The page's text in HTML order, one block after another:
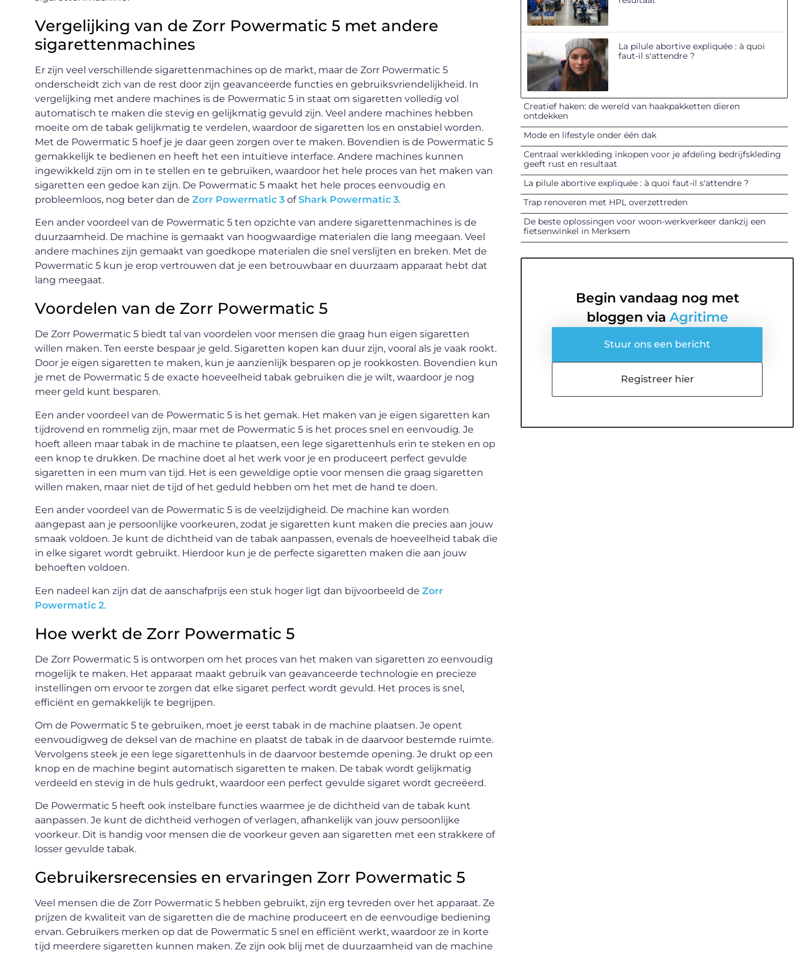
Vergelijking van de Zorr Powermatic 5 met andere
sigarettenmachines
Er zijn veel verschillende sigarettenmachines op de markt, maar de Zorr Powermatic 5
onderscheidt zich van de rest door zijn geavanceerde functies en gebruiksvriendelijkheid. In
vergelijking met andere machines is de Powermatic 5 in staat om sigaretten volledig vol
automatisch te maken die stevig en gelijkmatig gevuld zijn. Veel andere machines hebben
moeite om de tabak gelijkmatig te verdelen, waardoor de sigaretten los en onstabiel worden.
Met de Powermatic 5 hoef je je daar geen zorgen over te maken. Bovendien is de Powermatic 5
gemakkelijk te bedienen en heeft het een intuïtieve interface. Andere machines kunnen
ingewikkeld zijn om in te stellen en te gebruiken, waardoor het hele proces van het maken van
sigaretten een gedoe kan zijn. De Powermatic 5 maakt het hele proces eenvoudig en
probleemloos, nog beter dan de Zorr Powermatic 3 ofShark Powermatic 3.
Een ander voordeel van de Powermatic 5 ten opzichte van andere sigarettenmachines is de
duurzaamheid. De machine is gemaakt van hoogwaardige materialen die lang meegaan. Veel
andere machines zijn gemaakt van goedkope materialen die snel verslijten en breken. Met de
Powermatic 5 kun je erop vertrouwen dat je een betrouwbaar en duurzaam apparaat hebt dat
lang meegaat.
Voordelen van de Zorr Powermatic 5
De Zorr Powermatic 5 biedt tal van voordelen voor mensen die graag hun eigen sigaretten
willen maken. Ten eerste bespaar je geld. Sigaretten kopen kan duur zijn, vooral als je vaak rookt.
Door je eigen sigaretten te maken, kun je aanzienlijk besparen op je rookkosten. Bovendien kun
je met de Powermatic 5 de exacte hoeveelheid tabak gebruiken die je wilt, waardoor je nog
meer geld kunt besparen.
Een ander voordeel van de Powermatic 5 is het gemak. Het maken van je eigen sigaretten kan
tijdrovend en rommelig zijn, maar met de Powermatic 5 is het proces snel en eenvoudig. Je
hoeft alleen maar tabak in de machine te plaatsen, een lege sigarettenhuls erin te steken en op
een knop te drukken. De machine doet al het werk voor je en produceert perfect gevulde
sigaretten in een mum van tijd. Het is een geweldige optie voor mensen die graag sigaretten
willen maken, maar niet de tijd of het geduld hebben om het met de hand te doen.
Een ander voordeel van de Powermatic 5 is de veelzijdigheid. De machine kan worden
aangepast aan je persoonlijke voorkeuren, zodat je sigaretten kunt maken die precies aan jouw
smaak voldoen. Je kunt de dichtheid van de tabak aanpassen, evenals de hoeveelheid tabak die
in elke sigaret wordt gebruikt. Hierdoor kun je de perfecte sigaretten maken die aan jouw
behoeften voldoen.
Een nadeel kan zijn dat de aanschafprijs een stuk hoger ligt dan bijvoorbeeld de Zorr
Powermatic 2.
Hoe werkt de Zorr Powermatic 5
De Zorr Powermatic 5 is ontworpen om het proces van het maken van sigaretten zo eenvoudig
mogelijk te maken. Het apparaat maakt gebruik van geavanceerde technologie en precieze
instellingen om ervoor te zorgen dat elke sigaret perfect wordt gevuld. Het proces is snel,
efficiënt en gemakkelijk te begrijpen.
Om de Powermatic 5 te gebruiken, moet je eerst tabak in de machine plaatsen. Je opent
eenvoudigweg de deksel van de machine en plaatst de tabak in de daarvoor bestemde ruimte.
Vervolgens steek je een lege sigarettenhuls in de daarvoor bestemde opening. Je drukt op een
knop en de machine begint automatisch sigaretten te maken. De tabak wordt gelijkmatig
verdeeld en stevig in de huls gedrukt, waardoor een perfect gevulde sigaret wordt gecreëerd.
De Powermatic 5 heeft ook instelbare functies waarmee je de dichtheid van de tabak kunt
aanpassen. Je kunt de dichtheid verhogen of verlagen, afhankelijk van jouw persoonlijke
voorkeur. Dit is handig voor mensen die de voorkeur geven aan sigaretten met een strakkere of
losser gevulde tabak.
Gebruikersrecensies en ervaringen Zorr Powermatic 5
Veel mensen die de Zorr Powermatic 5 hebben gebruikt, zijn erg tevreden over het apparaat. Ze
prijzen de kwaliteit van de sigaretten die de machine produceert en de eenvoudige bediening
ervan. Gebruikers merken op dat de Powermatic 5 snel en efficiënt werkt, waardoor ze in korte
tijd meerdere sigaretten kunnen maken. Ze zijn ook blij met de duurzaamheid van de machine
La pilule abortive expliquée : à quoi
faut-il s'attendre ?
Creatief haken: de wereld van haakpakketten dieren
ontdekken
Mode en lifestyle onder één dak
Centraal werkkleding inkopen voor je afdeling bedrijfskleding
geeft rust en resultaat
La pilule abortive expliquée : à quoi faut-il s'attendre ?
Trap renoveren met HPL overzettreden
De beste oplossingen voor woon-werkverkeer dankzij een
fietsenwinkel in Merksem
Begin vandaag nog met
bloggen via Agritime
Stuur ons een bericht
Registreer hier